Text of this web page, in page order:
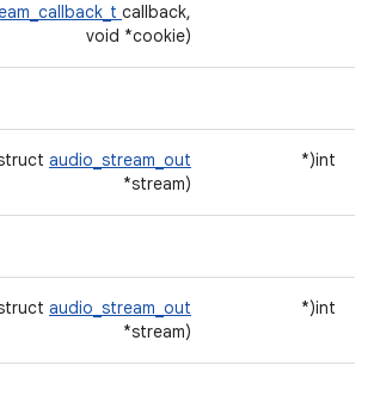
callback,
void *cookie)
int(*
audio_stream_out
*stream)
int(*
audio_stream_out
*stream)